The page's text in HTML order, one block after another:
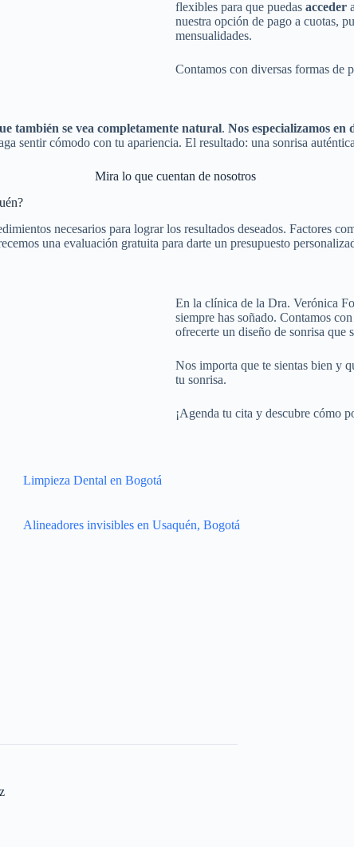
flexibles para que puedas acceder
nuestra opción de pago a cuotas,
mensualidades.
Contamos con diversas formas de
también se vea completamente natural. Nos especializamos en
sentir cómodo con tu apariencia. El resultado: una sonrisa
Mira lo que cuentan de nosotros
necesarios para lograr los resultados deseados. Factores
una evaluación gratuita para darte un presupuesto
En la clínica de la Dra. Verónica
siempre has soñado. Contamos
ofrecerte un diseño de sonrisa que
Nos importa que te sientas bien y
tu sonrisa.
¡Agenda tu cita y descubre cómo
Limpieza Dental en Bogotá
Alineadores invisibles en Usaquén, Bogotá